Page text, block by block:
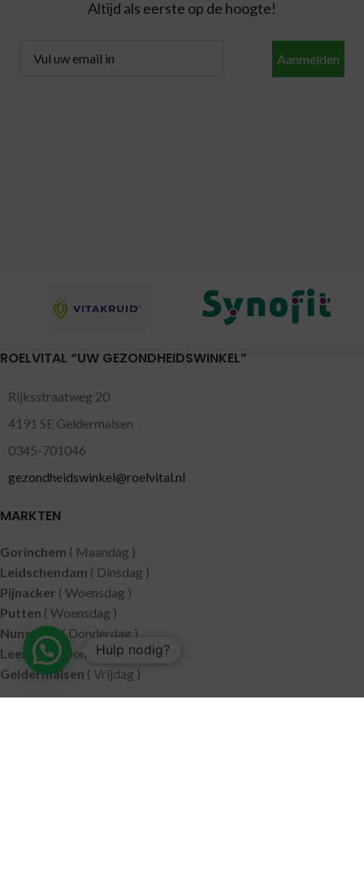
Altijd als eerste op de hoogte!
Aanmelden
ROELVITAL “UW GEZONDHEIDSWINKEL”
Rijksstraatweg 20
4191 SE Geldermalsen
0345-701046
gezondheidswinkel@roelvital.nl
MARKTEN
Gorinchem ( Maandag )
Leidschendam ( Dinsdag )
Pijnacker ( Woensdag )
Putten ( Woensdag )
Nunspeet( Donderdag )
Leerdam ( Donderdag )
Geldermalsen ( Vrijdag )
Hulp nodig?